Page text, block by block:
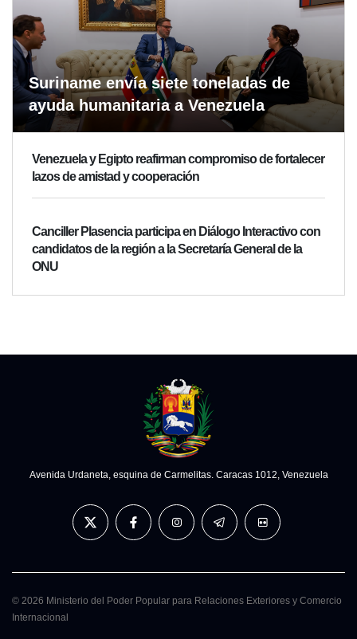
Suriname envía siete toneladas de
ayuda humanitaria a Venezuela
Venezuela y Egipto reafirman compromiso de fortalecer
lazos de amistad y cooperación
Canciller Plasencia participa en Diálogo Interactivo con
candidatos de la región a la Secretaría General de la
ONU
Avenida Urdaneta, esquina de Carmelitas. Caracas 1012, Venezuela
© 2026 Ministerio del Poder Popular para Relaciones Exteriores y Comercio
Internacional